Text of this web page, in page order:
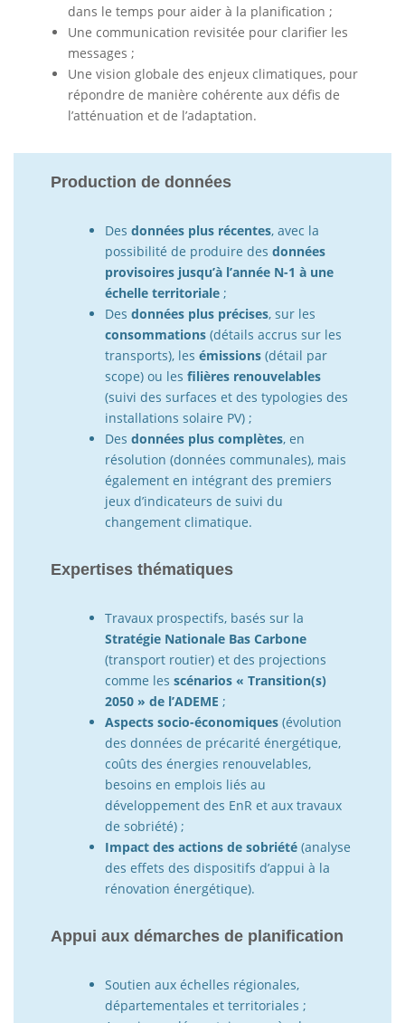
dans le temps pour aider à la planification ;
Une communication revisitée pour clarifier les
messages ;
Une vision globale des enjeux climatiques, pour
répondre de manière cohérente aux défis de
l’atténuation et de l’adaptation.
Production de données
Des données plus récentes, avec la
possibilité de produire des données
provisoires jusqu’à l’année N-1 à une
échelle territoriale ;
Des données plus précises, sur les
consommations (détails accrus sur les
transports), les émissions (détail par
scope) ou les filières renouvelables
(suivi des surfaces et des typologies des
installations solaire PV) ;
Des données plus complètes, en
résolution (données communales), mais
également en intégrant des premiers
jeux d’indicateurs de suivi du
changement climatique.
Expertises thématiques
Travaux prospectifs, basés sur la
Stratégie Nationale Bas Carbone
(transport routier) et des projections
comme les scénarios « Transition(s)
2050 » de l’ADEME ;
Aspects socio-économiques (évolution
des données de précarité énergétique,
coûts des énergies renouvelables,
besoins en emplois liés au
développement des EnR et aux travaux
de sobriété) ;
Impact des actions de sobriété (analyse
des effets des dispositifs d’appui à la
rénovation énergétique).
Appui aux démarches de planification
Soutien aux échelles régionales,
départementales et territoriales ;